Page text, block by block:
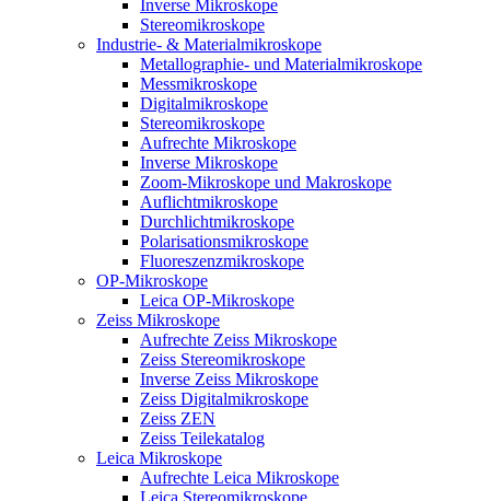
Inverse Mikroskope
Stereomikroskope
Industrie- & Materialmikroskope
Metallographie- und Materialmikroskope
Messmikroskope
Digitalmikroskope
Stereomikroskope
Aufrechte Mikroskope
Inverse Mikroskope
Zoom-Mikroskope und Makroskope
Auflichtmikroskope
Durchlichtmikroskope
Polarisationsmikroskope
Fluoreszenzmikroskope
OP-Mikroskope
Leica OP-Mikroskope
Zeiss Mikroskope
Aufrechte Zeiss Mikroskope
Zeiss Stereomikroskope
Inverse Zeiss Mikroskope
Zeiss Digitalmikroskope
Zeiss ZEN
Zeiss Teilekatalog
Leica Mikroskope
Aufrechte Leica Mikroskope
Leica Stereomikroskope